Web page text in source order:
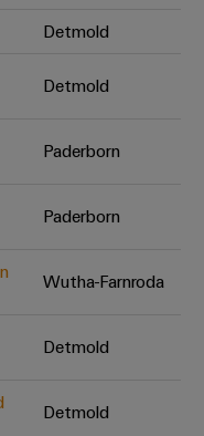
Neuheiten
Bereich
Detmold
Detmold
Paderborn
Paderborn
Wutha-Farnroda
Detmold
Detmold